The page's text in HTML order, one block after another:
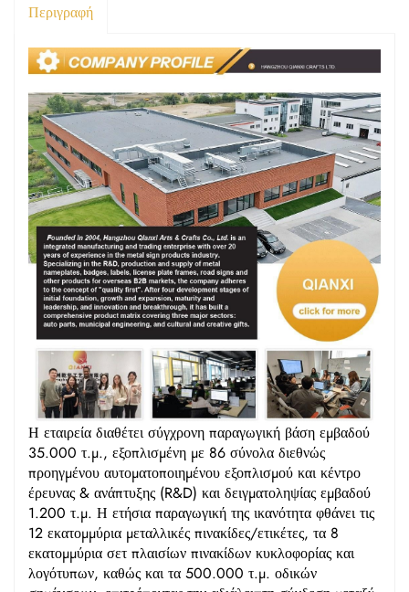
Περιγραφή
Η εταιρεία διαθέτει σύγχρονη παραγωγική βάση εμβαδού
35.000 τ.μ., εξοπλισμένη με 86 σύνολα διεθνώς
προηγμένου αυτοματοποιημένου εξοπλισμού και κέντρο
έρευνας & ανάπτυξης (R&D) και δειγματοληψίας εμβαδού
1.200 τ.μ. Η ετήσια παραγωγική της ικανότητα φθάνει τις
12 εκατομμύρια μεταλλικές πινακίδες/ετικέτες, τα 8
εκατομμύρια σετ πλαισίων πινακίδων κυκλοφορίας και
λογότυπων, καθώς και τα 500.000 τ.μ. οδικών